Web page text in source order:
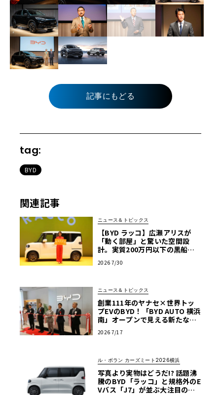
記事にもどる
tag:
BYD
関連記事
ニュース＆トピックス
【BYD ラッコ】広瀬アリスが
「動く部屋」と驚いた空間設
計。実質200万円以下の黒船ス
2026 7/30
ニュース＆トピックス
創業111年のヤナセ×世界トッ
プEVのBYD！「BYD AUTO 横浜
南」オープンで見える新たなク
2026 7/17
ル・ボラン カーズミート2026横浜
写真より実物はどうだ!? 話題沸
騰のBYD「ラッコ」と規格外のE
Vバス「J7」が並ぶ大注目のブ